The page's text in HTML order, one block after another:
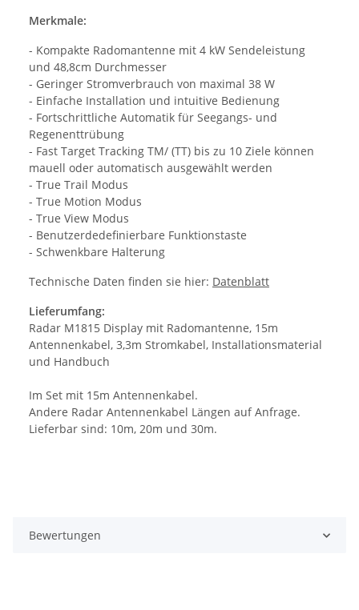
Merkmale:
- Kompakte Radomantenne mit 4 kW Sendeleistung
und 48,8cm Durchmesser
- Geringer Stromverbrauch von maximal 38 W
- Einfache Installation und intuitive Bedienung
- Fortschrittliche Automatik für Seegangs- und
Regenenttrübung
- Fast Target Tracking TM/ (TT) bis zu 10 Ziele können
mauell oder automatisch ausgewählt werden
- True Trail Modus
- True Motion Modus
- True View Modus
- Benutzerdedefinierbare Funktionstaste
- Schwenkbare Halterung
Technische Daten finden sie hier: Datenblatt
Lieferumfang:
Radar M1815 Display mit Radomantenne, 15m
Antennenkabel, 3,3m Stromkabel, Installationsmaterial
und Handbuch
Im Set mit 15m Antennenkabel.
Andere Radar Antennenkabel Längen auf Anfrage.
Lieferbar sind: 10m, 20m und 30m.
Bewertungen